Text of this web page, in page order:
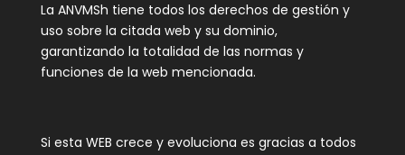
La ANVMSh tiene todos los derechos de gestión y
uso sobre la citada web y su dominio,
garantizando la totalidad de las normas y
funciones de la web mencionada.
Si esta WEB crece y evoluciona es gracias a todos